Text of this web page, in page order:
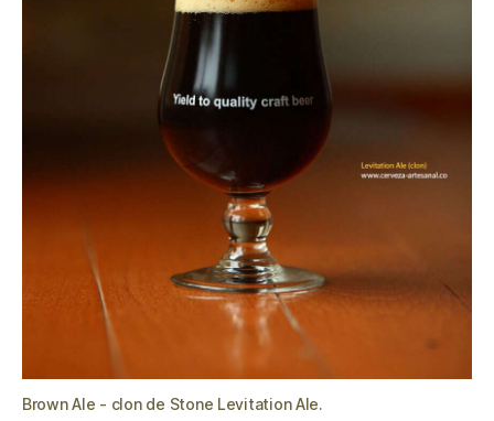
Brown Ale - clon de Stone Levitation Ale.